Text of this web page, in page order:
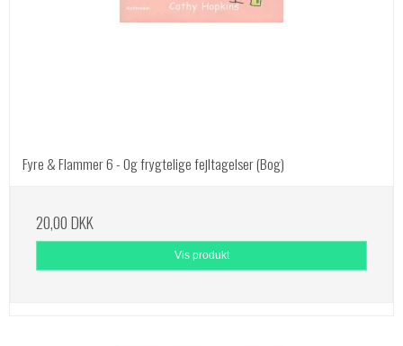
Fyre & Flammer 6 - Og frygtelige fejltagelser (Bog)
20,00 DKK
Vis produkt